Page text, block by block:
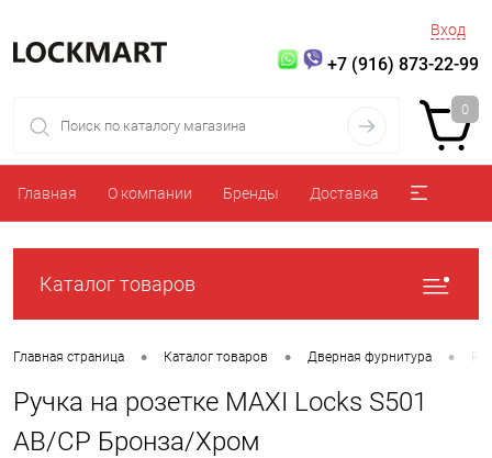
Вход
+7 (916) 873-22-99
0
Главная О компании Бренды Доставка
Каталог товаров
Главная страница • Каталог товаров • Дверная фурнитура •
Ручка на розетке MAXI Locks S501
AB/CP Бронза/Хром